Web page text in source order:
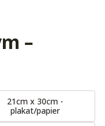
–
21cm x 30cm -
plakat/papier